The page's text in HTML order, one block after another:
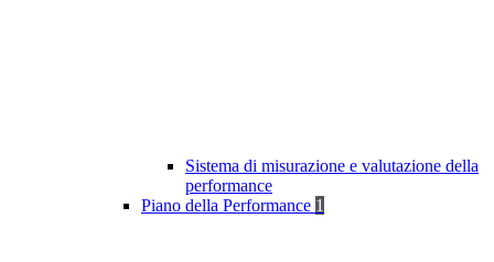
Sistema di misurazione e valutazione della
performance
Piano della Performance 1